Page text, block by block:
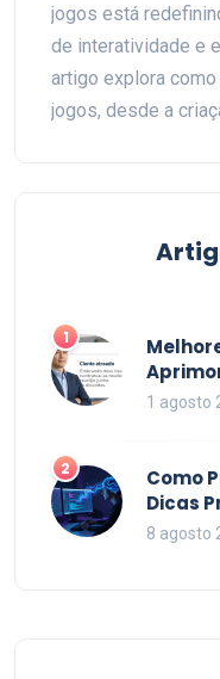
jogos está
de interatividade e
artigo explora
jogos, desde a
desenvolvedores e
1
2026
1 agosto
2
Como
Dicas
Código
8 agosto